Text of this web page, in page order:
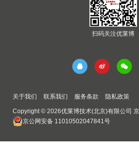
扫码关注优莱博
关于我们 联系我们 服务条款 隐私政策
Copyright © 2026优莱博技术(北京)有限公司
京公网安备 11010502047841号